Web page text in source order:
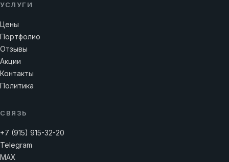
УСЛУГИ
Цены
Портфолио
Отзывы
Акции
Контакты
Политика
СВЯЗЬ
+7 (915) 915-32-20
Telegram
MAX